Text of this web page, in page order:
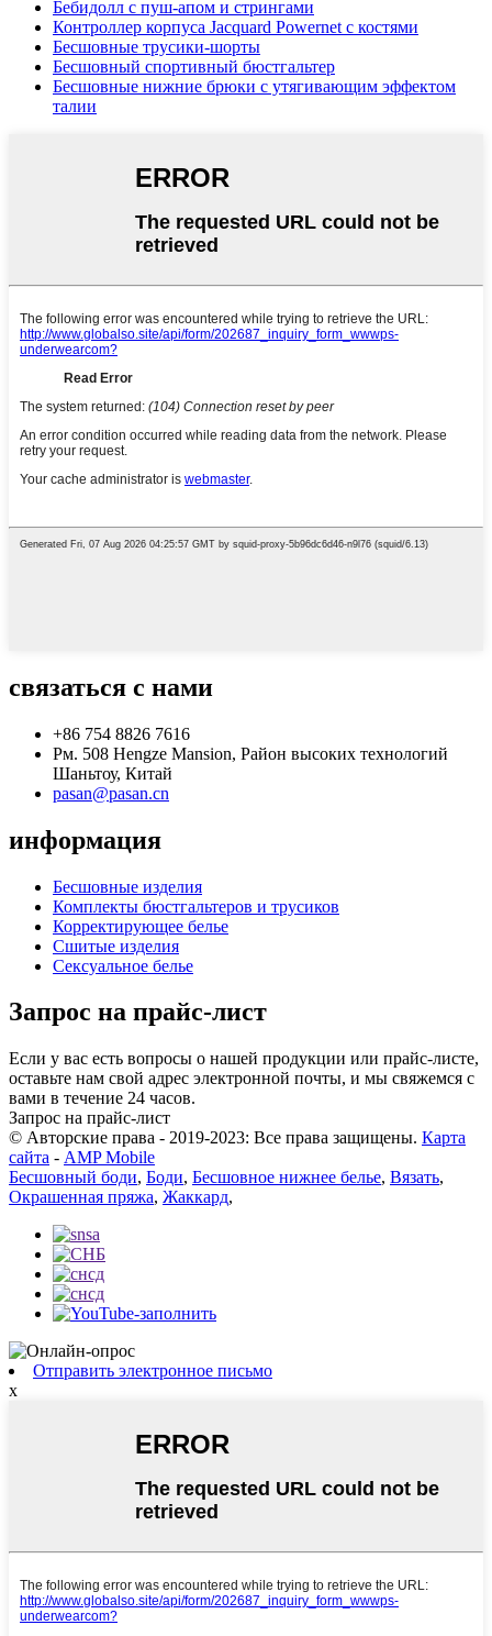
Бебидолл с пуш-апом и стрингами
Контроллер корпуса Jacquard Powernet с костями
Бесшовные трусики-шорты
Бесшовный спортивный бюстгальтер
Бесшовные нижние брюки с утягивающим эффектом
талии
связаться с нами
+86 754 8826 7616
Рм. 508 Hengze Mansion, Район высоких технологий
Шаньтоу, Китай
pasan@pasan.cn
информация
Бесшовные изделия
Комплекты бюстгальтеров и трусиков
Корректирующее белье
Сшитые изделия
Сексуальное белье
Запрос на прайс-лист
Если у вас есть вопросы о нашей продукции или прайс-листе,
оставьте нам свой адрес электронной почты, и мы свяжемся с
вами в течение 24 часов.
Запрос на прайс-лист
© Авторские права - 2019-2023: Все права защищены. Карта
сайта - AMP Mobile
Бесшовный боди, Боди, Бесшовное нижнее белье, Вязать,
Окрашенная пряжа, Жаккард,
Отправить электронное письмо
x